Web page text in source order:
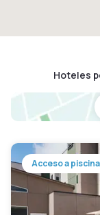
Hoteles
Acceso a